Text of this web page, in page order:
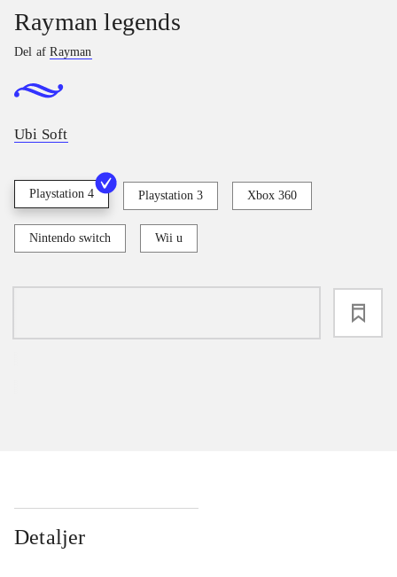
Rayman legends
Del afRayman
Ubi Soft
Playstation 4 Playstation 3 Xbox 360
Nintendo switch Wii u
Detaljer